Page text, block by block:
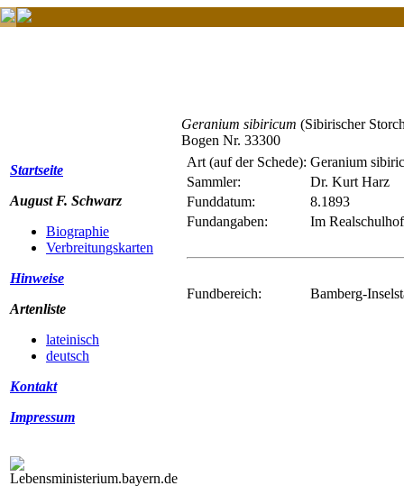
Startseite
August F. Schwarz
Biographie
Verbreitungskarten
Hinweise
Artenliste
lateinisch
deutsch
Kontakt
Impressum
Geranium sibiricum (Sibirischer
Bogen Nr. 33300
Art (auf der Schede): Geranium
Sammler:
Dr. Kurt Harz
Funddatum:
8.1893
Fundangaben:
Im
Fundbereich: Bamberg-